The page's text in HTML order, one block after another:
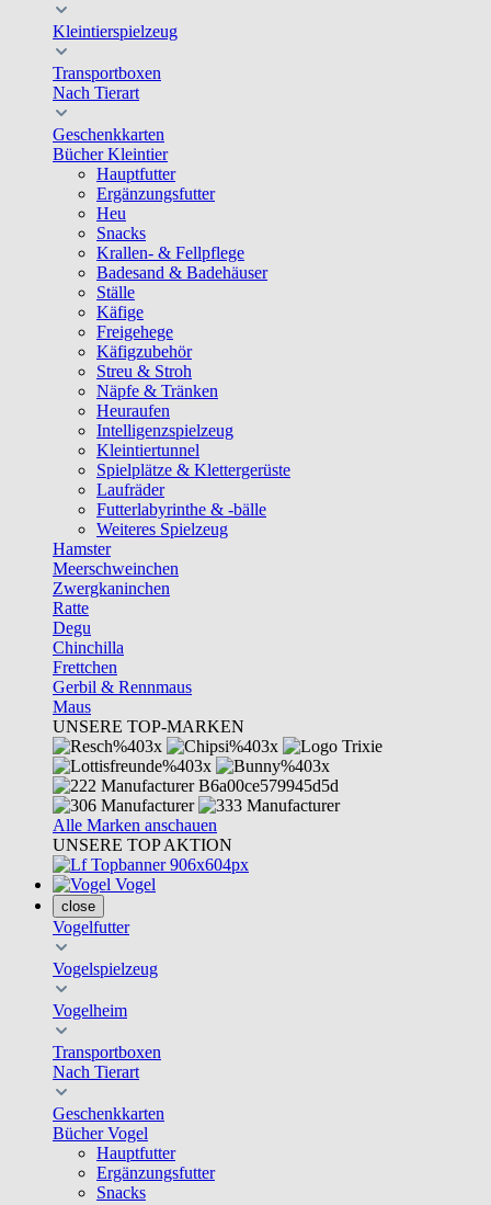
Kleintierspielzeug
Transportboxen
Nach Tierart
Geschenkkarten
Bücher Kleintier
Hauptfutter
Ergänzungsfutter
Heu
Snacks
Krallen- & Fellpflege
Badesand & Badehäuser
Ställe
Käfige
Freigehege
Käfigzubehör
Streu & Stroh
Näpfe & Tränken
Heuraufen
Intelligenzspielzeug
Kleintiertunnel
Spielplätze & Klettergerüste
Laufräder
Futterlabyrinthe & -bälle
Weiteres Spielzeug
Hamster
Meerschweinchen
Zwergkaninchen
Ratte
Degu
Chinchilla
Frettchen
Gerbil & Rennmaus
Maus
UNSERE TOP-MARKEN
Alle Marken anschauen
UNSERE TOP AKTION
Vogel
close
Vogelfutter
Vogelspielzeug
Vogelheim
Transportboxen
Nach Tierart
Geschenkkarten
Bücher Vogel
Hauptfutter
Ergänzungsfutter
Snacks